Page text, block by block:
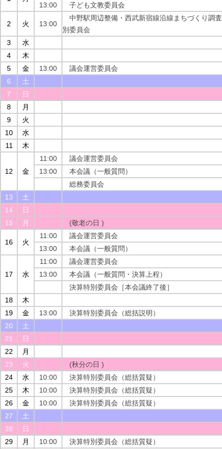
13:00
子ども文教委員会
2 火 13:00
中野駅周辺整備・西武新宿線沿線まちづくり調
別委員会
3
水
4
木
5
金 13:00
議会運営委員会
6
土
7
日
8
月
9
火
10
水
11
木
12 金
11:00
議会運営委員会
13:00
本会議（一般質問）
総務委員会
13
土
14
日
15
月 (敬老の日 )
16 火
11:00
議会運営委員会
13:00
本会議（一般質問）
17 水
11:00
議会運営委員会
13:00
本会議（一般質問・決算上程）
決算特別委員会［本会議終了後］
18
木
19
金 13:00
決算特別委員会（総括説明）
20
土
21
日
22
月
23
火
(秋分の日 )
24
水 10:00
決算特別委員会（総括質疑）
25
木 10:00
決算特別委員会（総括質疑）
26
金 10:00
決算特別委員会（総括質疑）
27
土
28
日
29
月 10:00 決算特別委員会（総括質疑）